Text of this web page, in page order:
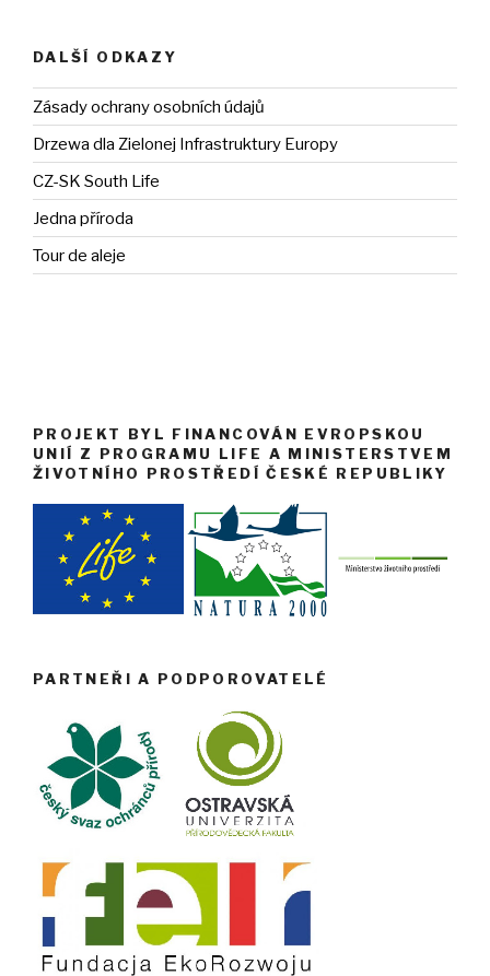
DALŠÍ ODKAZY
Zásady ochrany osobních údajů
Drzewa dla Zielonej Infrastruktury Europy
CZ-SK South Life
Jedna příroda
Tour de aleje
PROJEKT BYL FINANCOVÁN EVROPSKOU
UNIÍ Z PROGRAMU LIFE A MINISTERSTVEM
ŽIVOTNÍHO PROSTŘEDÍ ČESKÉ REPUBLIKY
PARTNEŘI A PODPOROVATELÉ